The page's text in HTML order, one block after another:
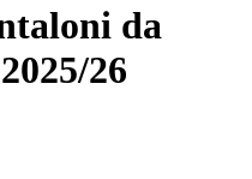
da
26